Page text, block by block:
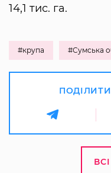
14,1 тис. га.
#крупа #Сумська